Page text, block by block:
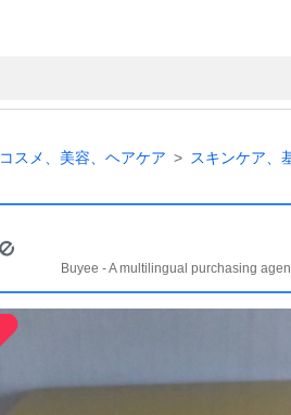
コスメ、美容、ヘアケア スキンケア、
Buyee - A multilingual purchasing